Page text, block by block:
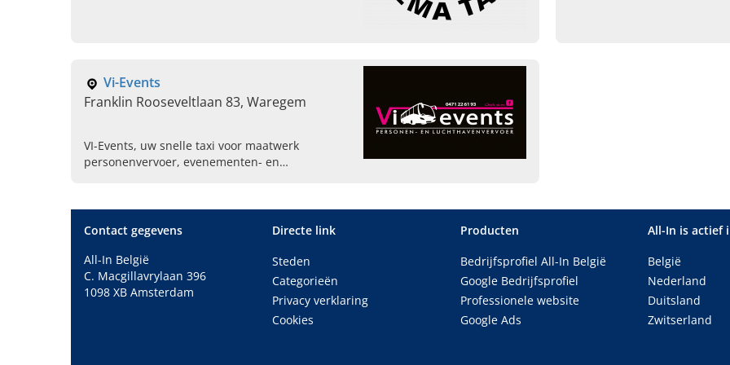
Vi-Events
Franklin Rooseveltlaan 83, Waregem
VI-Events, uw snelle taxi voor maatwerk
personenvervoer, evenementen- en
Contact gegevens
All-In België
C. Macgillavrylaan 396
1098 XB Amsterdam
Directe link
Steden
Categorieën
Privacy verklaring
Cookies
Producten
Bedrijfsprofiel All-In België
Google Bedrijfsprofiel
Professionele website
Google Ads
All-In is actief
België
Nederland
Duitsland
Zwitserland